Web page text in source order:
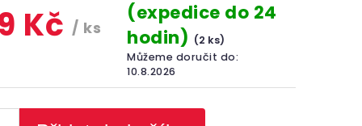
Kč / ks
(expedice do 24
hodin) (2 ks)
Můžeme doručit do:
10.8.2026